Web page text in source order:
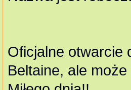
Oficjalne otwarcie
Beltaine, ale